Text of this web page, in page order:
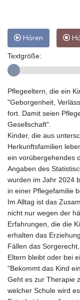
Hören
Textgröße:
Pflegeeltern, die ein
"Geborgenheit,
fort. Damit seien
Gesellschaft".
Kinder, die aus
Herkunftsfamilien
ein vorübergehendes
Angaben des
wurden im Jahr 2024
in einer Pflegefamilie
Im Alltag ist das
nicht nur wegen der
Erfahrungen, die die
erhalten das
Fällen das
Eltern bleibt oder bei
"Bekommt das Kind
Geht es zur Therapie
welcher Schule wird